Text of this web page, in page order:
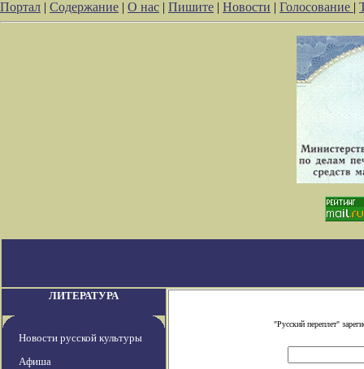
Портал | Содержание | О нас | Пишите | Новости | Голосование |
ЛИТЕРАТУРА
Новости русской культуры
Афиша
"Русский переплет"